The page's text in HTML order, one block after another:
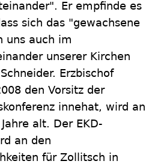
Er empfinde es
sich das "gewachsene
uns auch im
unserer Kirchen
Erzbischof
den Vorsitz der
innehat, wird an
alt. Der EKD-
an den
für Zollitsch in